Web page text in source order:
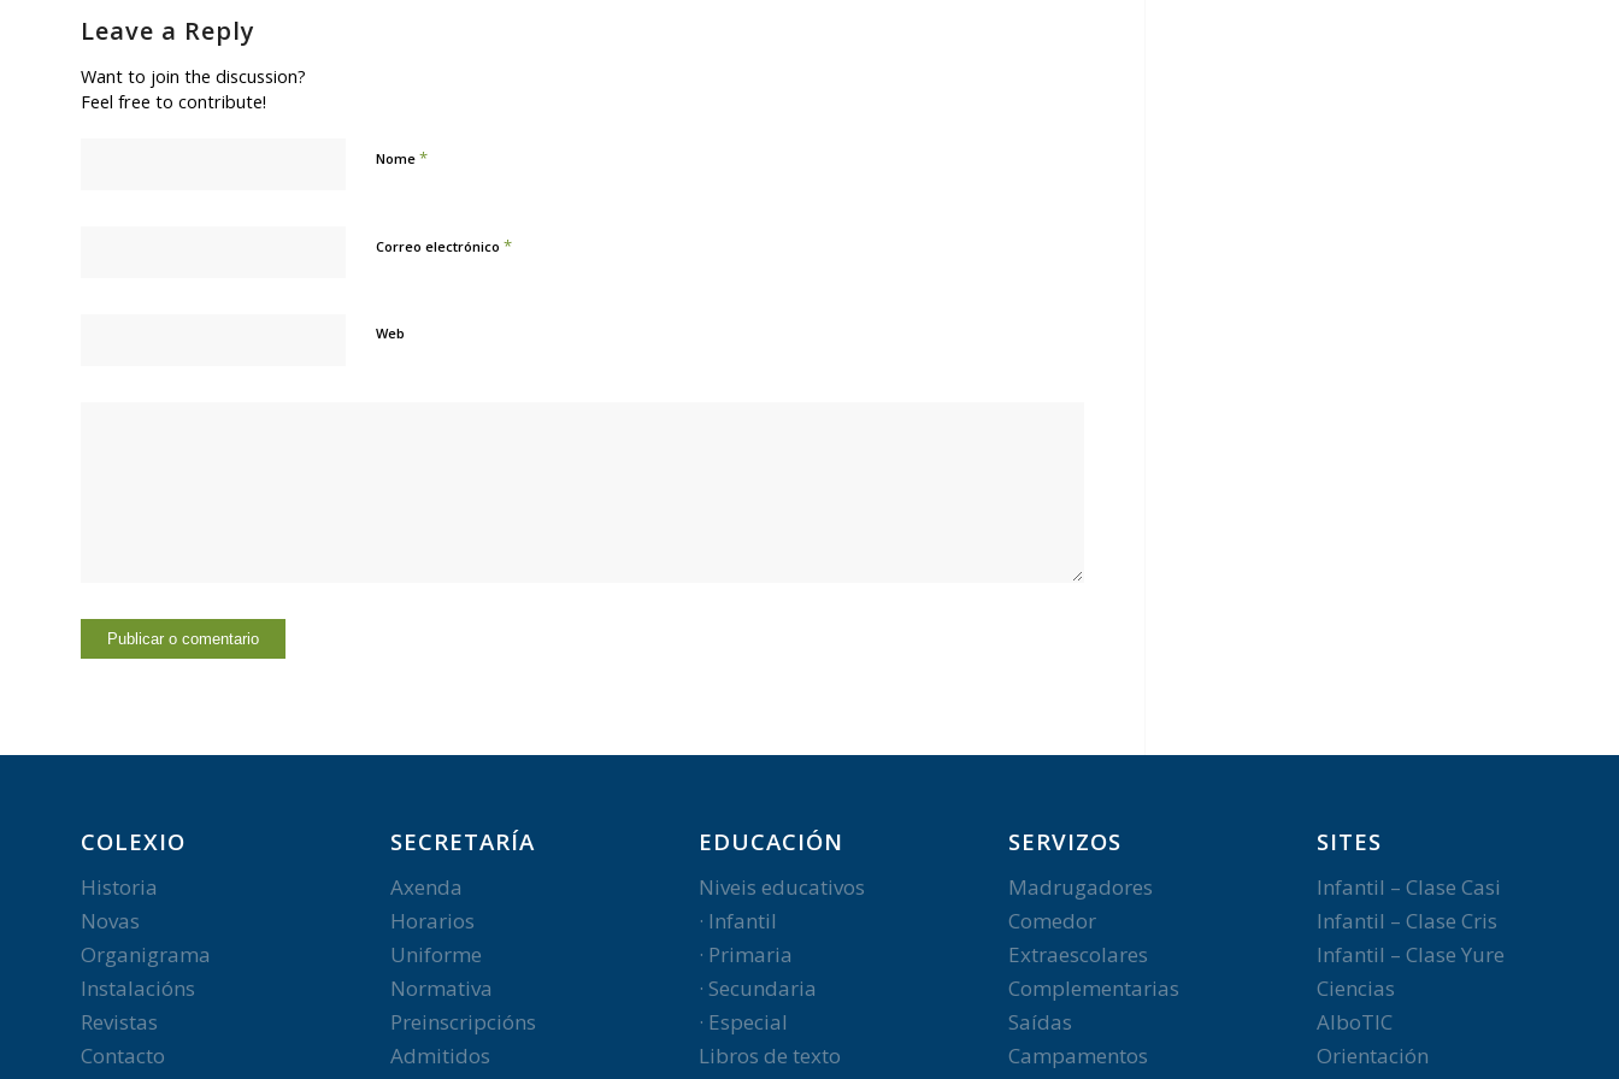
Leave a Reply
Want to join the discussion?
Feel free to contribute!
Nome *
Correo electrónico *
Web
COLEXIO
Historia
Novas
Organigrama
Instalacións
Revistas
Contacto
SECRETARÍA
Axenda
Horarios
Uniforme
Normativa
Preinscripcións
Admitidos
EDUCACIÓN
Niveis educativos
· Infantil
· Primaria
· Secundaria
· Especial
Libros de texto
SERVIZOS
Madrugadores
Comedor
Extraescolares
Complementarias
Saídas
Campamentos
SITES
Infantil – Clase Casi
Infantil – Clase Cris
Infantil – Clase Yure
Ciencias
AlboTIC
Orientación